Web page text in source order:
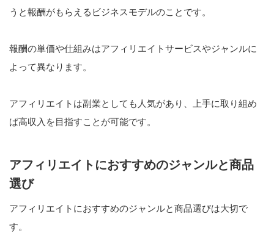
うと報酬がもらえるビジネスモデルのことです。
報酬の単価や仕組みはアフィリエイトサービスやジャンルに
よって異なります。
アフィリエイトは副業としても人気があり、上手に取り組め
ば高収入を目指すことが可能です。
アフィリエイトにおすすめのジャンルと商品
選び
アフィリエイトにおすすめのジャンルと商品選びは大切で
す。